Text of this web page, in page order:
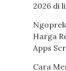
2026 di
Harga
Apps
Cara